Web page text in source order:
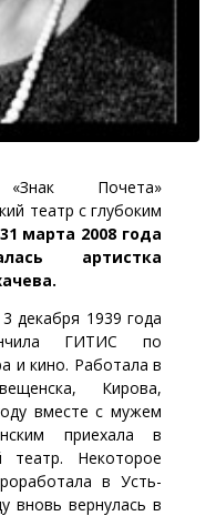
Почета»
театр с глубоким
31 марта 2008 года
артистка
декабря 1939 года
ГИТИС по
и кино. Работала в
Кирова,
вместе с мужем
приехала в
театр. Некоторое
в Усть-
вновь вернулась в